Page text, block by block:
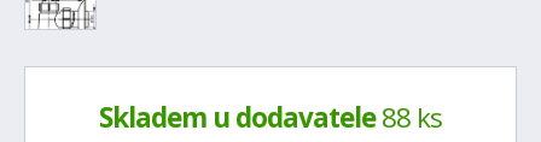
Skladem u dodavatele88 ks